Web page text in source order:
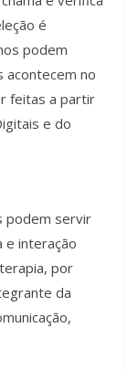
é
podem
acontecem no
feitas a partir
e do
podem servir
e interação
por
da